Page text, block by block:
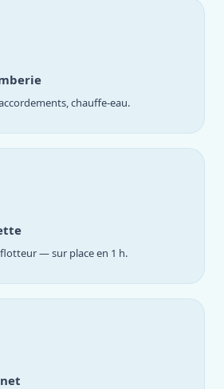
chauffe-eau.
flotteur — sur place en 1 h.